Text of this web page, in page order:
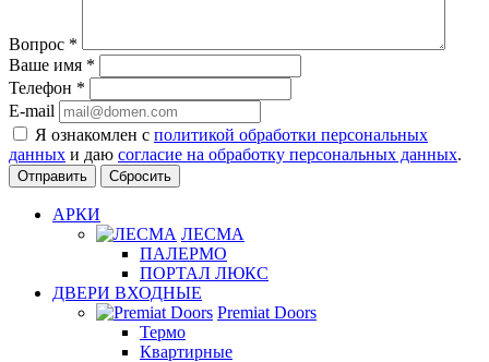
Вопрос *
Ваше имя *
Телефон *
E-mail
Я ознакомлен с политикой обработки персональных
данных и даю согласие на обработку персональных данных.
Сбросить
АРКИ
ЛЕСМА
ПАЛЕРМО
ПОРТАЛ ЛЮКС
ДВЕРИ ВХОДНЫЕ
Premiat Doors
Термо
Квартирные